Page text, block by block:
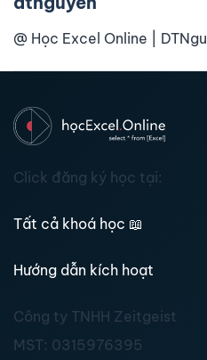
@ Học Excel Online |
Click đăng ký học tại:
Tất cả khoá học 📖
Hướng dẫn kích hoạt
Công ty TNHH Zeitgeist
MST: 0315976395